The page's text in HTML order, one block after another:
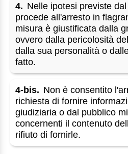
4. Nelle ipotesi previste
procede all'arresto in
misura è giustificata dalla
ovvero dalla pericolosità
dalla sua personalità o
fatto.
4-bis. Non è consentito
richiesta di fornire
giudiziaria o dal pubblico
concernenti il contenuto
rifiuto di fornirle.